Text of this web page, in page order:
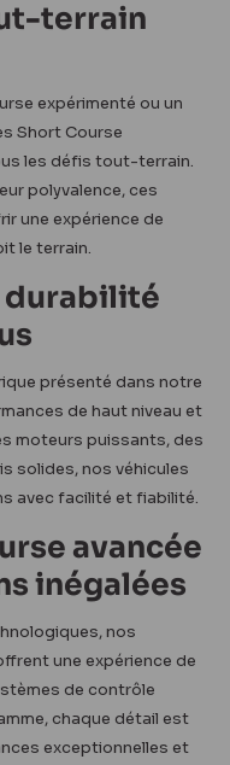
terrain
expérimenté ou un
Short Course
les défis tout-terrain.
polyvalence, ces
une expérience de
le terrain.
durabilité
présenté dans notre
de haut niveau et
moteurs puissants, des
solides, nos véhicules
avec facilité et fiabilité.
avancée
inégalées
nos
une expérience de
de contrôle
chaque détail est
exceptionnelles et